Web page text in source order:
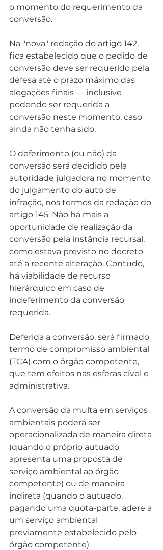
o momento do requerimento da
conversão.
Na "nova" redação do artigo 142,
fica estabelecido que o pedido de
conversão deve ser requerido pela
defesa até o prazo máximo das
alegações finais — inclusive
podendo ser requerida a
conversão neste momento, caso
ainda não tenha sido.
O deferimento (ou não) da
conversão será decidido pela
autoridade julgadora no momento
do julgamento do auto de
infração, nos termos da redação do
artigo 145. Não há mais a
oportunidade de realização da
conversão pela instância recursal,
como estava previsto no decreto
até a recente alteração. Contudo,
há viabilidade de recurso
hierárquico em caso de
indeferimento da conversão
requerida.
Deferida a conversão, será firmado
termo de compromisso ambiental
(TCA) com o órgão competente,
que tem efeitos nas esferas cível e
administrativa.
A conversão da multa em serviços
ambientais poderá ser
operacionalizada de maneira direta
(quando o próprio autuado
apresenta uma proposta de
serviço ambiental ao órgão
competente) ou de maneira
indireta (quando o autuado,
pagando uma quota-parte, adere a
um serviço ambiental
previamente estabelecido pelo
órgão competente).